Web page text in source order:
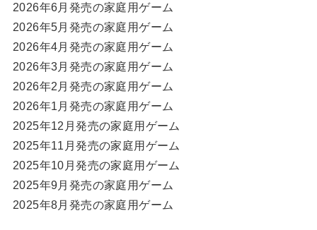
2026年6月発売の家庭用ゲーム
2026年5月発売の家庭用ゲーム
2026年4月発売の家庭用ゲーム
2026年3月発売の家庭用ゲーム
2026年2月発売の家庭用ゲーム
2026年1月発売の家庭用ゲーム
2025年12月発売の家庭用ゲーム
2025年11月発売の家庭用ゲーム
2025年10月発売の家庭用ゲーム
2025年9月発売の家庭用ゲーム
2025年8月発売の家庭用ゲーム